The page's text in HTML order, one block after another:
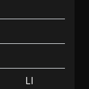
LI